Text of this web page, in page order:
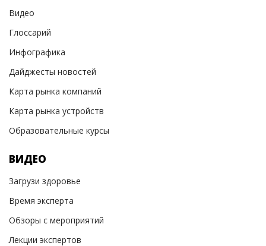
Видео
Глоссарий
Инфографика
Дайджесты новостей
Карта рынка компаний
Карта рынка устройств
Образовательные курсы
ВИДЕО
Загрузи здоровье
Время эксперта
Обзоры с мероприятий
Лекции экспертов